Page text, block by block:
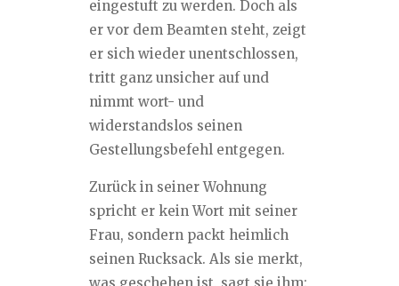
eingestuft zu werden. Doch als
er vor dem Beamten steht, zeigt
er sich wieder unentschlossen,
tritt ganz unsicher auf und
nimmt wort- und
widerstandslos seinen
Gestellungsbefehl entgegen.
Zurück in seiner Wohnung
spricht er kein Wort mit seiner
Frau, sondern packt heimlich
seinen Rucksack. Als sie merkt,